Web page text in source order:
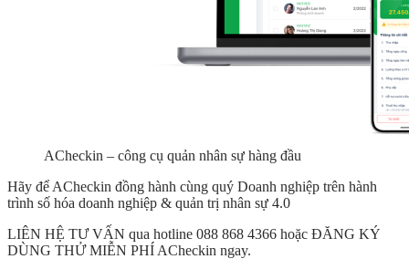
ACheckin – công cụ quản nhân sự hàng đầu
Hãy để ACheckin đồng hành cùng quý Doanh nghiệp trên hành
trình số hóa doanh nghiệp & quản trị nhân sự 4.0
LIÊN HỆ TƯ VẤN qua hotline 088 868 4366 hoặc ĐĂNG KÝ
DÙNG THỬ MIỄN PHÍ ACheckin ngay.